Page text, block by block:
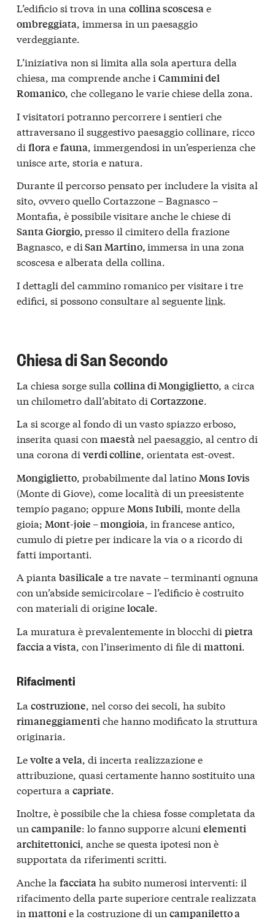
L’edificio si trova in una collina scoscesae
ombreggiata, immersa in un paesaggio
verdeggiante.
L’iniziativa non si limita alla sola apertura della
chiesa, ma comprende anche i Cammini del
Romanico, che collegano le varie chiese della zona.
I visitatori potranno percorrere i sentieri che
attraversano il suggestivo paesaggio collinare, ricco
di floraefauna, immergendosi in un’esperienza che
unisce arte, storia e natura.
Durante il percorso pensato per includere la visita al
sito, ovvero quello Cortazzone – Bagnasco –
Montafia, è possibile visitare anche le chiese di
Santa Giorgio,presso il cimitero della frazione
Bagnasco, e diSan Martino,immersa in una zona
scoscesa e alberata della collina.
I dettagli del cammino romanico per visitare i tre
edifici, si possono consultare al seguentelink.
Chiesa di San Secondo
La chiesa sorge sulla collina di Mongiglietto , a circa
un chilometro dall’abitato di Cortazzone
La si scorge al fondo di un vasto spiazzo erboso,
inserita quasi con maestànel paesaggio, al centro di
una corona di verdi colline, orientata est-ovest.
Mongiglietto, probabilmente dal latinoMons Iovis
(Monte di Giove), come località di un preesistente
tempio pagano; oppureMons Iubili, monte della
gioia; Mont-joie – mongioia, in francese antico,
cumulo di pietre per indicare la via o a ricordo di
fatti importanti.
A pianta basilicale a tre navate – terminanti ognuna
con un’abside semicircolare – l’edificio è costruito
con materiali di originelocale.
La muratura è prevalentemente in blocchi di pietra
faccia a vista, con l’inserimento di file di mattoni.
Rifacimenti
La costruzione, nel corso dei secoli, ha subito
rimaneggiamentiche hanno modificato la struttura
originaria.
Levolte a vela, di incerta realizzazione e
attribuzione, quasi certamente hanno sostituito una
copertura a capriate.
Inoltre, è possibile che la chiesa fosse completata da
un campanile: lo fanno supporre alcuni elementi
architettonici, anche se questa ipotesi non è
supportata da riferimenti scritti.
Anche la facciataha subito numerosi interventi: il
rifacimento della parte superiore centrale realizzata
in mattonie la costruzione di un campaniletto a